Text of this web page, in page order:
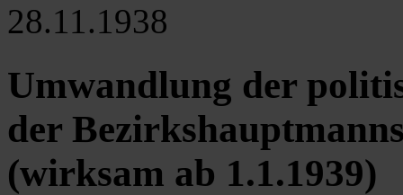
28.11.1938
Umwandlung der
der
(wirksam ab 1.1.1939)